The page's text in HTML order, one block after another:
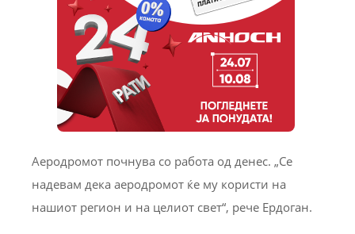
Аеродромот почнува со работа од денес. „Се
надевам дека аеродромот ќе му користи на
нашиот регион и на целиот свет“, рече Ердоган.